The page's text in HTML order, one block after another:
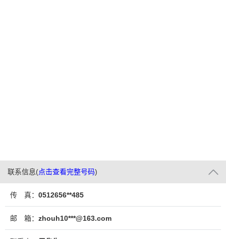
联系信息(点击查看完整号码)
传 真： 0512656**485
邮 箱： zhouh10***@163.com